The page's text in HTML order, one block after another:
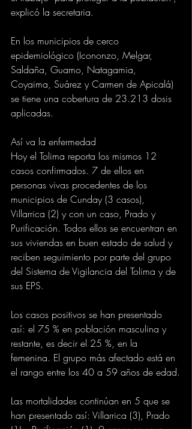
explicó la secretaria.
En los municipios de cerco
epidemiológico (Icononzo, Melgar,
Saldaña, Guamo, Natagamia,
Coyaima, Suárez y Carmen de Apicalá)
se tiene una cobertura de 23.213 dosis
aplicadas.
Así va la enfermedad
Hoy el Tolima reporta los mismos 12
casos confirmados. 7 de ellos en
personas vivas procedentes de los
municipios de Cunday (3 casos),
Villarrica (2) y con un caso, Prado y
Purificación. Todos ellos se encuentran en
sus viviendas en buen estado de salud y
reciben seguimiento por parte del grupo
del Sistema de Vigilancia del Tolima y de
sus EPS.
Los casos positivos se han presentado
así: el 75 % en población masculina y
restante, es decir el 25 %, en la
femenina. El grupo más afectado está en
el rango entre los 40 a 59 años de edad.
Las mortalidades continúan en 5 que se
han presentado así: Villarrica (3), Prado